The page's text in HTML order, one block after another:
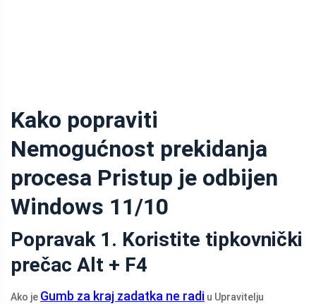
Kako popraviti
Nemogućnost prekidanja
procesa Pristup je odbijen
Windows 11/10
Popravak 1. Koristite tipkovnički
prečac Alt + F4
Ako je Gumb za kraj zadatka ne radi u Upravitelju